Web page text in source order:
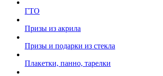
ГТО
Призы из акрила
Призы и подарки из стекла
Плакетки, панно, тарелки